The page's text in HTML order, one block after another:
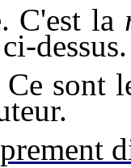
C'est la
dessus.
sont